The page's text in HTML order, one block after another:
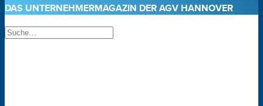
DAS UNTERNEHMERMAGAZIN DER AGV HANNOVER